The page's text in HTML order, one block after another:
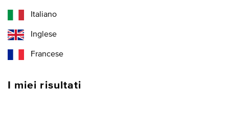
Italiano
Inglese
Francese
I miei risultati